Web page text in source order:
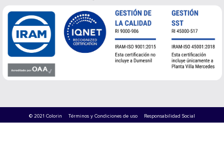
© 2021 Colorin Términos y Condiciones de uso Responsabilidad Social